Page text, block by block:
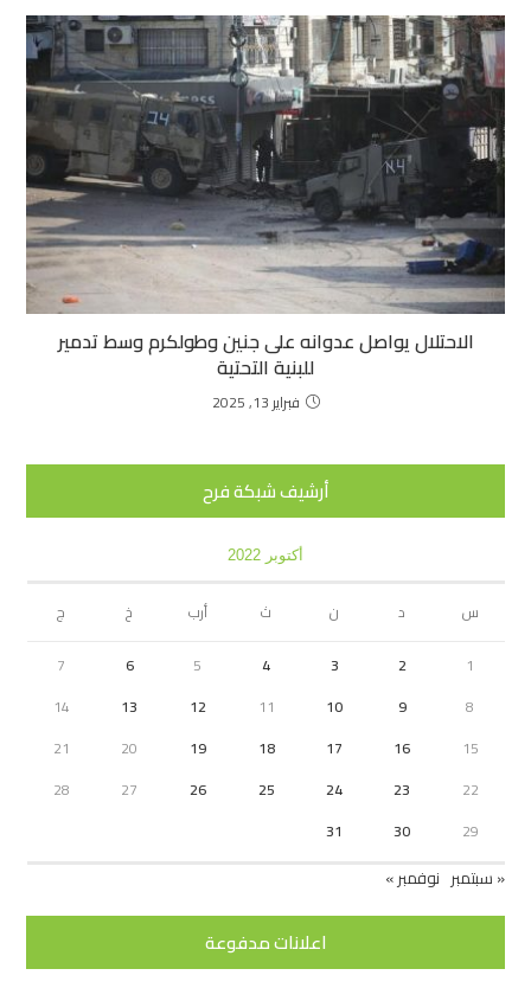
الاحتلال يواصل عدوانه على جنين وطولكرم وسط تدمير
للبنية التحتية
فبراير 13, 2025
أرشيف شبكة فرح
أكتوبر 2022
س د ن ث أرب خ
ج
1
2
3
4
5
6
7
8
9
10
11
12
13
14
15
16
17
18
19
20
21
22
23
24
25
26
27
28
29
30
31
« سبتمبر نوفمبر »
اعلانات مدفوعة